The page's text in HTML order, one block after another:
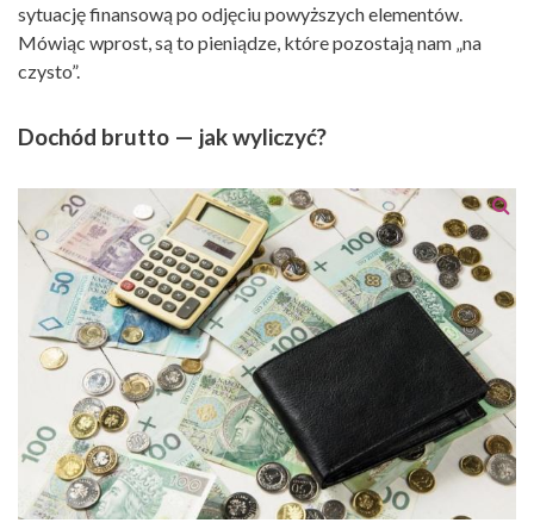
sytuację finansową po odjęciu powyższych elementów.
Mówiąc wprost, są to pieniądze, które pozostają nam „na
czysto”.
Dochód brutto — jak wyliczyć?